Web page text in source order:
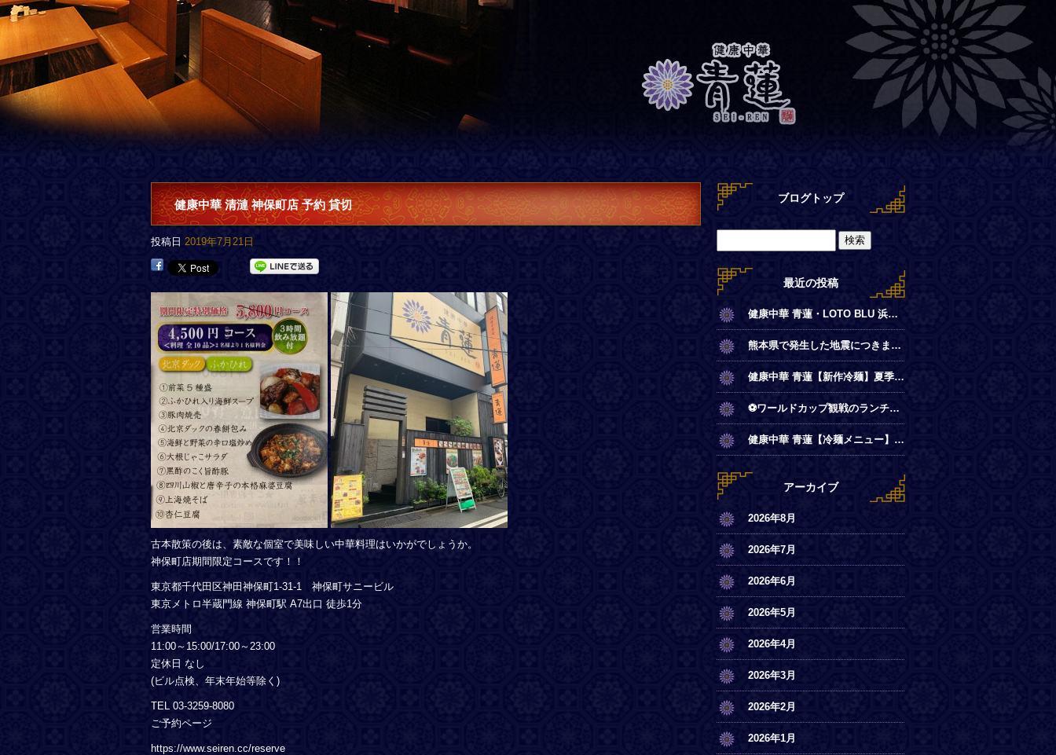
健康中華 清漣 神保町店 予約 貸切
投稿日 2019年7月21日
古本散策の後は、素敵な個室で美味しい中華料理はいかがでしょうか。
神保町店期間限定コースです！！
東京都千代田区神田神保町1-31-1 神保町サニービル
東京メトロ半蔵門線 神保町駅 A7出口 徒歩1分
営業時間
11:00～15:00/17:00～23:00
定休日 なし
(ビル点検、年末年始等除く)
TEL 03-3259-8080
ご予約ページ
https://www.seiren.cc/reserve
ブログトップ
最近の投稿
健康中華 青蓮・LOTO BLU 浜離宮店【夏季営業時間のお知らせ】
熊本県で発生した地震につきまして
健康中華 青蓮【新作冷麺】夏季限定◎冷やし麻辣麺
⚽ワールドカップ観戦のランチは青蓮で！
健康中華 青蓮【冷麺メニュー】一部店舗にてスタート
アーカイブ
2026年8月
2026年7月
2026年6月
2026年5月
2026年4月
2026年3月
2026年2月
2026年1月